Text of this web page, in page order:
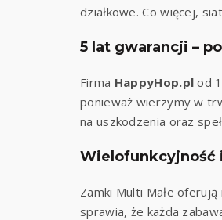
działkowe. Co więcej,
5 lat gwarancji –
Firma HappyHop.pl od
ponieważ wierzymy w
na uszkodzenia oraz
Wielofunkcyjność
Zamki Multi Małe
sprawia, że każda